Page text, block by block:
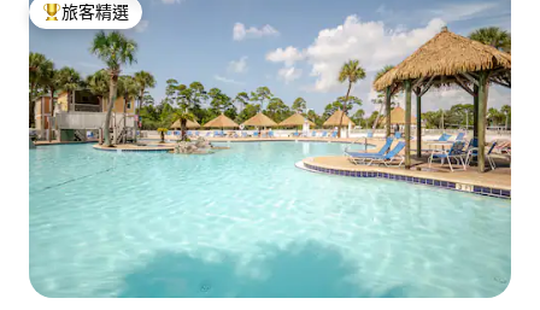
旅客精選榜首
旅客精選